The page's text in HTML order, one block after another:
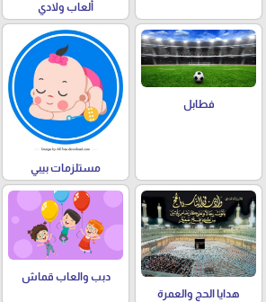
ألعاب ولادي
فطابل
مستلزمات بيبي
هدايا الحج والعمرة
دبب والعاب قماش